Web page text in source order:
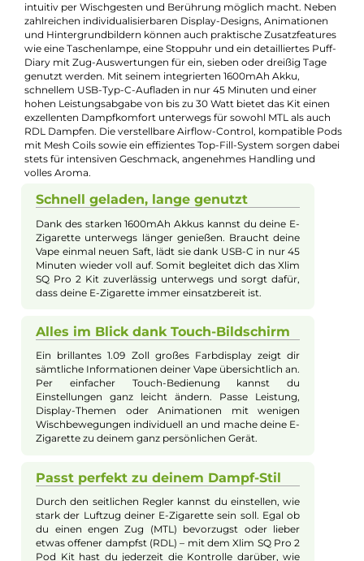
Beschreibung
Oxva - Xlim SQ Pro 2 Kit
Das Oxva Xlim SQ Pro 2 Kit zeichnet sich durch seine edle
Verarbeitung und kompakte, handliche Square-Form aus. Das
hochwertige Gehäuse aus einer robusten Zink-Legierung liegt
dank griffiger Materialien und kunstvollen Details besonders
angenehm und sicher in der Hand. Ein Blickfang ist das
weitgehend individualisierbare 1.09 Zoll große HD Smart
Farbdisplay, das sämtliche Einstellungen komfortabel und
intuitiv per Wischgesten und Berührung möglich macht.
zahlreichen individualisierbaren Display-Designs, Animationen
wie eine Taschenlampe, eine Stoppuhr und ein detailliertes
genutzt werden. Mit seinem integrierten 1600mAh Akku,
schnellem USB-Typ-C-Aufladen in nur 45 Minuten und einer
hohen Leistungsabgabe von bis zu 30 Watt bietet das Kit
exzellenten Dampfkomfort unterwegs für sowohl MTL als
Experte für dieses Produkt
Kevin Maxhuni
Produkt-Manager & Experte
Bei Fragen zu diesem Artikel kontaktieren Sie unseren
E-Mail senden